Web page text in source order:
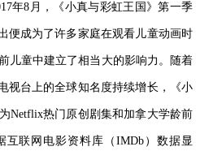
年8月， 《小真与彩虹王国》第一季
便成为了许多家庭在观看儿童动画时
儿童中建立了相当大的影响力。随着
视台上的全球知名度持续增长，《小
Netflix热门原创剧集和加拿大学龄前
互联网电影资料库（IMDb）数据显